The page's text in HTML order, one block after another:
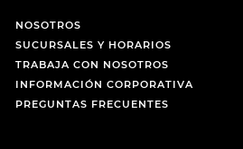
NOSOTROS
SUCURSALES Y HORARIOS
TRABAJA CON NOSOTROS
INFORMACIÓN CORPORATIVA
PREGUNTAS FRECUENTES